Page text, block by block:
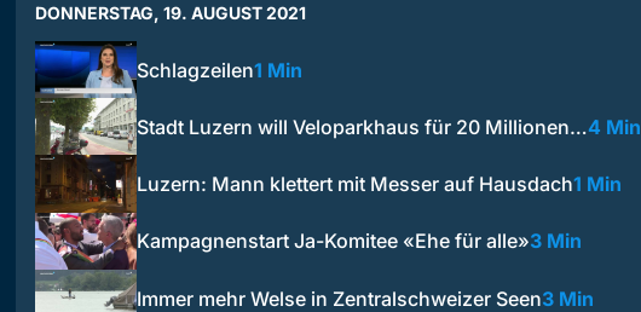
DONNERSTAG, 19. AUGUST 2021
Schlagzeilen1 Min
Stadt Luzern will Veloparkhaus für 20 Millionen…4 Min
Luzern: Mann klettert mit Messer auf Hausdach1 Min
Kampagnenstart Ja-Komitee «Ehe für alle»3 Min
Immer mehr Welse in Zentralschweizer Seen3 Min